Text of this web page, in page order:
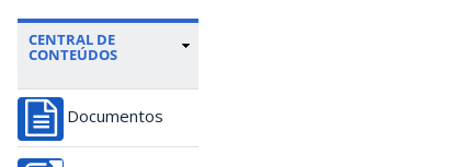
CENTRAL DE
CONTEÚDOS
Documentos